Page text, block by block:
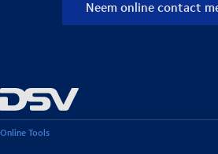
Neem online contact
Online Tools